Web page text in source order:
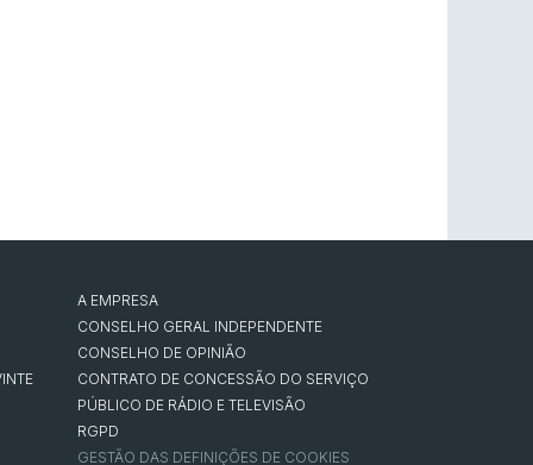
A EMPRESA
CONSELHO GERAL INDEPENDENTE
CONSELHO DE OPINIÃO
CONTRATO DE CONCESSÃO DO SERVIÇO
PÚBLICO DE RÁDIO E TELEVISÃO
RGPD
GESTÃO DAS DEFINIÇÕES DE COOKIES